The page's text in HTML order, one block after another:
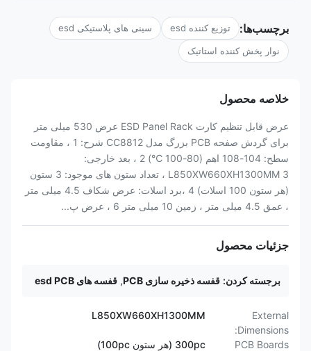
برچسب‌ها: توزیع کننده esd سینی های پلاستیکی esd
نوار پخش کننده استاتیک
خلاصه محصول
عرض قابل تنظیم کارت ESD Panel Rack عرض 530 میلی متر
برای گردش صفحه PCB بزرگ مدل CC8812 شرح: 1 ، مقاومت
سطح: 104-108 اهم (80-100 ℃) 2 ، بعد خارجی:
L850XW660XH1300MM 3 ، تعداد ستون های موجود: 3 ستون
(هر ستون 100 اسلات) 4 ،برد اسلات: عرض شکاف 4.5 میلی متر
، عمق 4.5 میلی متر ، زمین 10 میلی متر 6 ، عرض پ...
جزئیات محصول
برجسته کردن: قفسه ذخیره سازی PCB , قفسه های esd PCB
External
Dimensions:
L850XW660XH1300MM
PCB Boards
300pc (هر ستون 100pc)